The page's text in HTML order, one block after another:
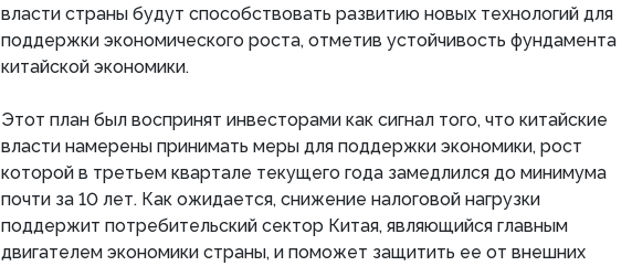
власти страны будут способствовать развитию новых технологий для
поддержки экономического роста, отметив устойчивость фундамента
китайской экономики.
Этот план был воспринят инвесторами как сигнал того, что китайские
власти намерены принимать меры для поддержки экономики, рост
которой в третьем квартале текущего года замедлился до минимума
почти за 10 лет. Как ожидается, снижение налоговой нагрузки
поддержит потребительский сектор Китая, являющийся главным
двигателем экономики страны, и поможет защитить ее от внешних